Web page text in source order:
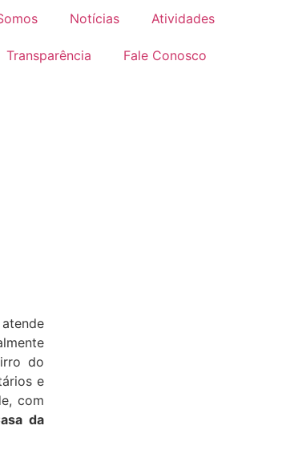
Notícias Atividades
Transparência Fale Conosco
do
e
com
da